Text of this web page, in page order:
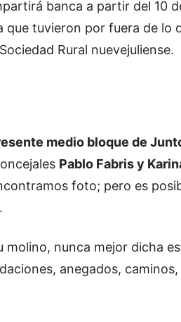
banca a partir del 10
tuvieron por fuera de lo
Rural nuevejuliense.
medio bloque de
Pablo Fabris y
foto; pero es
nunca mejor dicha
anegados,